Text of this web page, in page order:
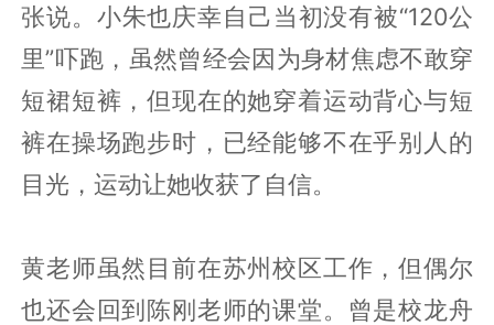
张说。小朱也庆幸自己当初没有被“120公
里”吓跑，虽然曾经会因为身材焦虑不敢穿
短裙短裤，但现在的她穿着运动背心与短
裤在操场跑步时，已经能够不在乎别人的
目光，运动让她收获了自信。
黄老师虽然目前在苏州校区工作，但偶尔
也还会回到陈刚老师的课堂。曾是校龙舟